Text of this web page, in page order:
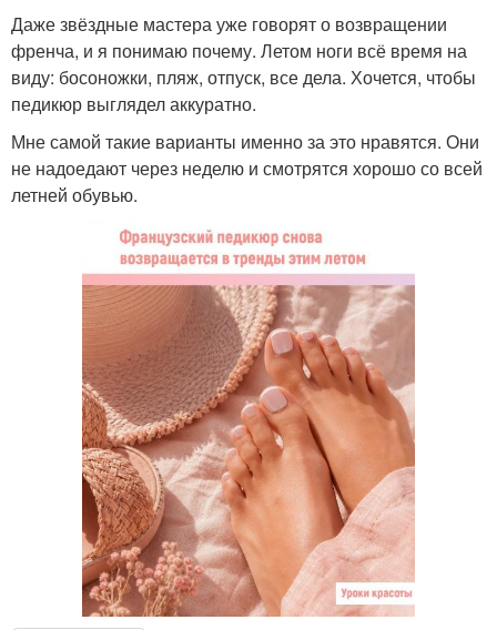
Даже звёздные мастера уже говорят о возвращении
френча, и я понимаю почему. Летом ноги всё время на
виду: босоножки, пляж, отпуск, все дела. Хочется, чтобы
педикюр выглядел аккуратно.
Мне самой такие варианты именно за это нравятся. Они
не надоедают через неделю и смотрятся хорошо со всей
летней обувью.